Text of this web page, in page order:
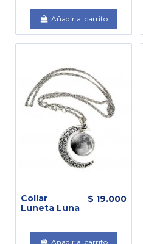
Añadir al carrito
Collar
Luneta Luna
$ 19.000
Añadir al carrito